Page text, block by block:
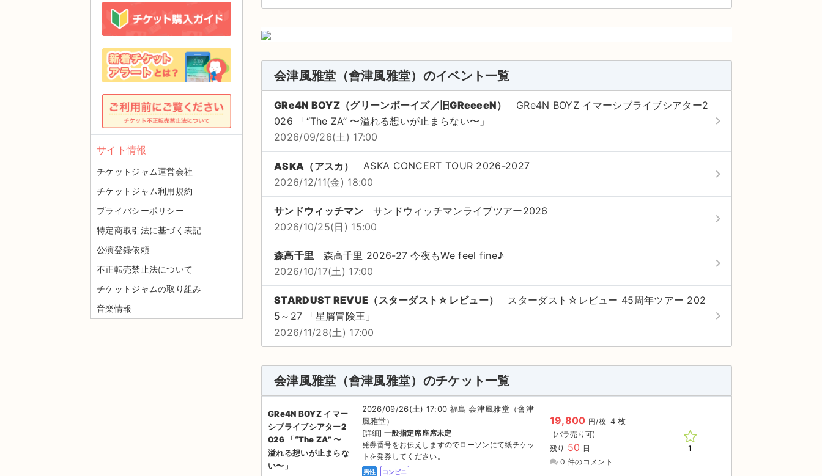
会津風雅堂（會津風雅堂）のイベント一覧
GRe4N BOYZ（グリーンボーイズ／旧GReeeeN）
GRe4N BOYZ イマーシブライブシアター2
026 「“The ZA” 〜溢れる想いが止まらない〜」
2026/09/26(土) 17:00
keyboard_arrow_right
ASKA（アスカ）
ASKA CONCERT TOUR 2026-2027
2026/12/11(金) 18:00
keyboard_arrow_right
サンドウィッチマン
サンドウィッチマンライブツアー2026
2026/10/25(日) 15:00
keyboard_arrow_right
森高千里
森高千里 2026-27 今夜もWe feel fine♪
2026/10/17(土) 17:00
keyboard_arrow_right
STARDUST REVUE（スターダスト☆レビュー）
スターダスト☆レビュー 45周年ツアー 202
5～27 「星屑冒険王」
2026/11/28(土) 17:00
keyboard_arrow_right
会津風雅堂（會津風雅堂）のチケット一覧
GRe4N BOYZ イマー
シブライブシアター2
026 「“The ZA” 〜
溢れる想いが止まらな
い〜」
2026/09/26(土) 17:00 福島 会津風雅堂（會津
風雅堂）
[詳細]一般指定席座席未定
発券番号をお伝えしますのでローソンにて紙チケッ
トを発券してください。
男性 コンビニ
19,800 円/枚 4 枚
残り 50 日
0 件のコメント
1
サイト情報
チケットジャム運営会社
チケットジャム利用規約
プライバシーポリシー
特定商取引法に基づく表記
公演登録依頼
不正転売禁止法について
チケットジャムの取り組み
音楽情報